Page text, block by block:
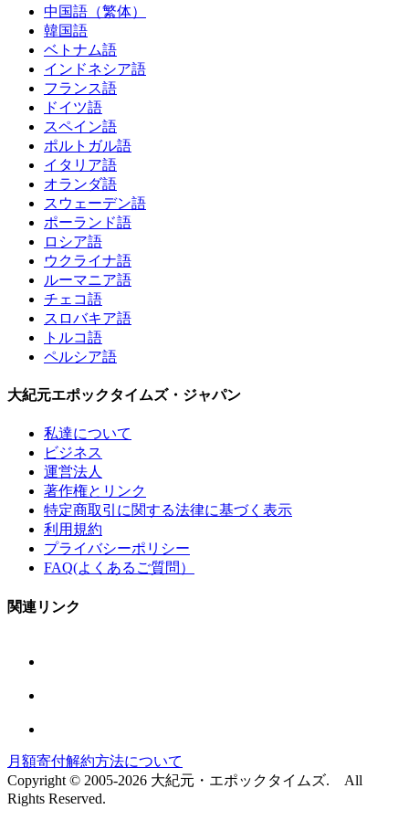
中国語（繁体）
韓国語
ベトナム語
インドネシア語
フランス語
ドイツ語
スペイン語
ポルトガル語
イタリア語
オランダ語
スウェーデン語
ポーランド語
ロシア語
ウクライナ語
ルーマニア語
チェコ語
スロバキア語
トルコ語
ペルシア語
大紀元エポックタイムズ・ジャパン
私達について
ビジネス
運営法人
著作権とリンク
特定商取引に関する法律に基づく表示
利用規約
プライバシーポリシー
FAQ(よくあるご質問）
関連リンク
月額寄付解約方法について
Copyright © 2005-2026 大紀元・エポックタイムズ. All
Rights Reserved.